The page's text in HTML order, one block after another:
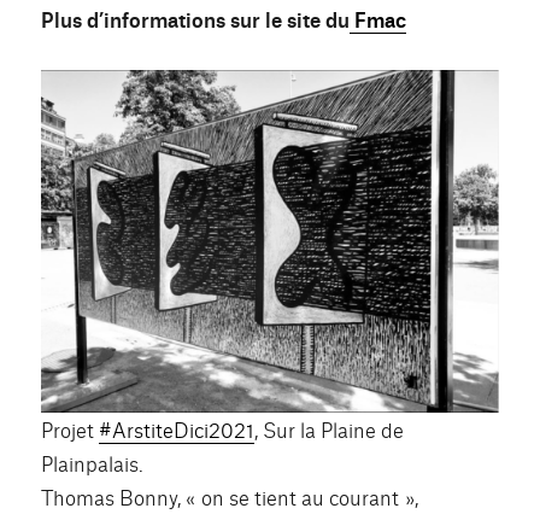
Plus d’informations sur le site du Fmac
Projet #ArstiteDici2021, Sur la Plaine de
Plainpalais.
Thomas Bonny, « on se tient au courant »,